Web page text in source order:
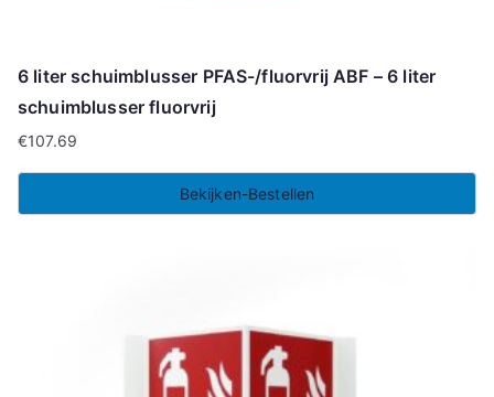
6 liter schuimblusser PFAS-/fluorvrij ABF – 6 liter
schuimblusser fluorvrij
€107.69
Bekijken-Bestellen